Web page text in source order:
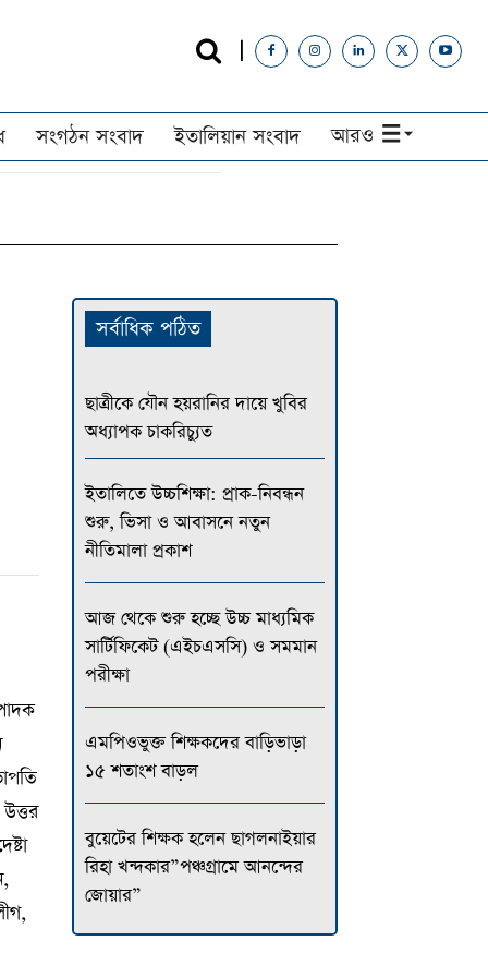
সংগঠন সংবাদ ইতালিয়ান সংবাদ আরও
সর্বাধিক পঠিত
ছাত্রীকে যৌন হয়রানির দায়ে খুবির
অধ্যাপক চাকরিচ্যুত
ইতালিতে উচ্চশিক্ষা: প্রাক-নিবন্ধন
শুরু, ভিসা ও আবাসনে নতুন
নীতিমালা প্রকাশ
আজ থেকে শুরু হচ্ছে উচ্চ মাধ্যমিক
সার্টিফিকেট (এইচএসসি) ও সমমান
পরীক্ষা
এমপিওভুক্ত শিক্ষকদের বাড়িভাড়া
১৫ শতাংশ বাড়ল
বুয়েটের শিক্ষক হলেন ছাগলনাইয়ার
রিহা খন্দকার”পঞ্চগ্রামে আনন্দের
জোয়ার”